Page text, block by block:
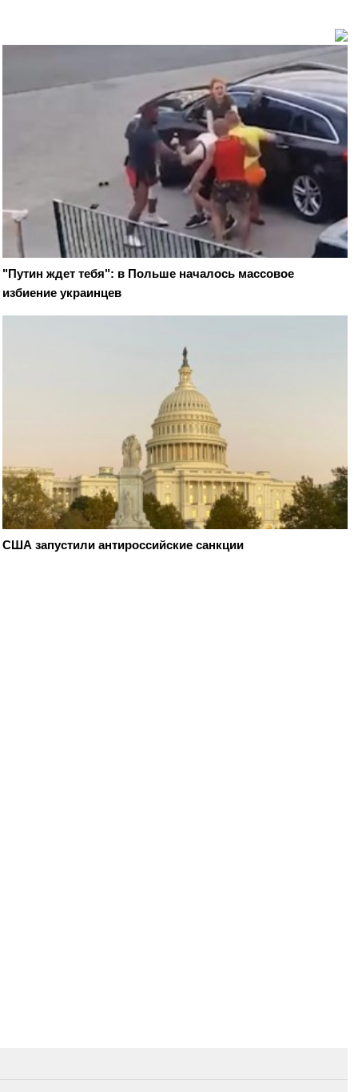
"Путин ждет тебя": в Польше началось массовое
избиение украинцев
США запустили антироссийские санкции